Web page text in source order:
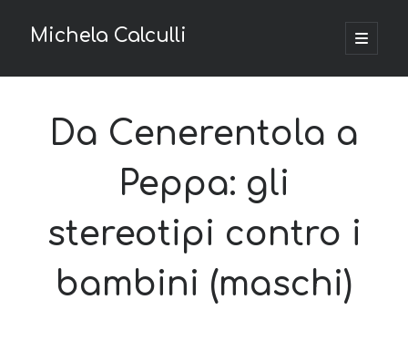
Michela Calculli
apri
menu
Barra
Privacy e Cookie Policy
Richiesta di accesso ai dati personali
Content marketing(4)
Finanza(18)
Da Cenerentola a
Peppa: gli
stereotipi contro i
bambini (maschi)